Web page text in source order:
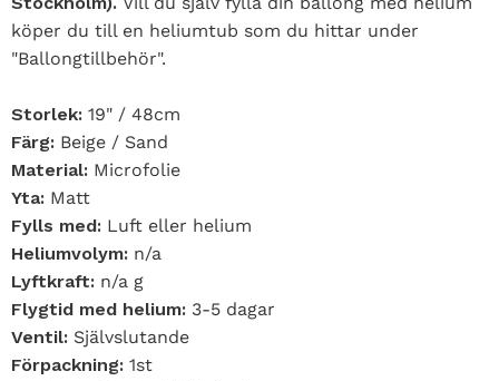
köper du till en heliumtub som du hittar under
"Ballongtillbehör".
Storlek: 19" / 48cm
Färg: Beige / Sand
Material: Microfolie
Yta: Matt
Fylls med: Luft eller helium
Heliumvolym: n/a
Lyftkraft: n/a g
Flygtid med helium: 3-5 dagar
Ventil: Självslutande
Förpackning: 1st